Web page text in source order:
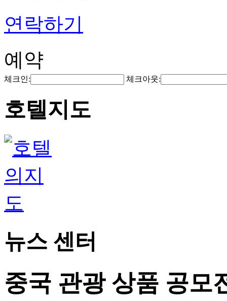
연락하기
예약
체크인: 체크아웃:
호텔지도
뉴스 센터
중국 관광 상품 공모